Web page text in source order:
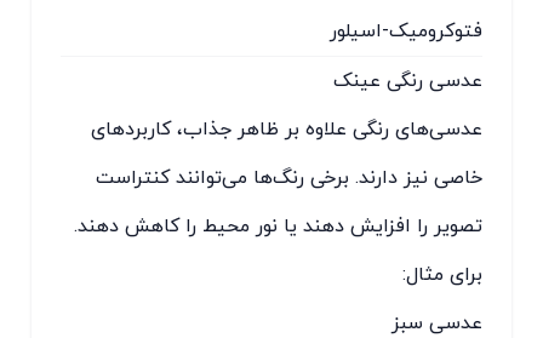
فتوکرومیک-اسیلور
عدسی رنگی عینک
عدسی‌های رنگی علاوه بر ظاهر جذاب، کاربردهای
خاصی نیز دارند. برخی رنگ‌ها می‌توانند کنتراست
تصویر را افزایش دهند یا نور محیط را کاهش دهند.
برای مثال:
عدسی سبز